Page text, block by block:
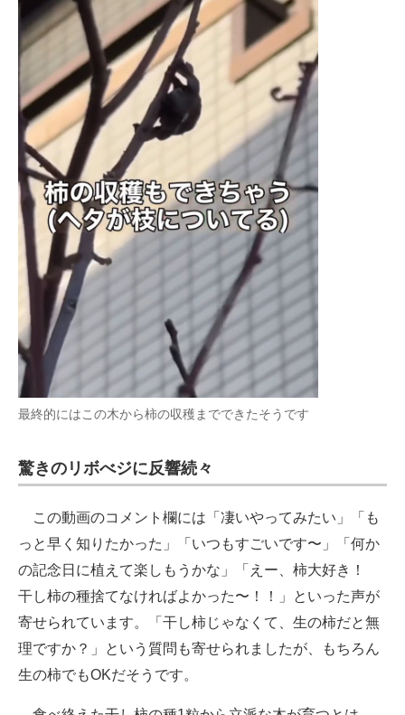
最終的にはこの木から柿の収穫までできたそうです
驚きのリボべジに反響続々
この動画のコメント欄には「凄いやってみたい」「も
っと早く知りたかった」「いつもすごいです〜」「何か
の記念日に植えて楽しもうかな」「えー、柿大好き！
干し柿の種捨てなければよかった〜！！」といった声が
寄せられています。「干し柿じゃなくて、生の柿だと無
理ですか？」という質問も寄せられましたが、もちろん
生の柿でもOKだそうです。